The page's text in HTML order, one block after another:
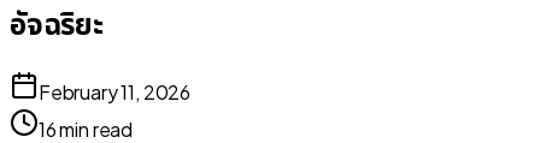
อัจฉริยะ
February 11, 2026
16 min read